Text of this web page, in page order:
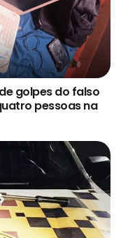
golpes do falso
pessoas na